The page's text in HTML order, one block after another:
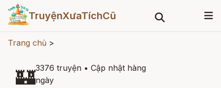
TruyệnXưaTíchCũ
Trang chủ >
🏰3376 truyện • Cập nhật hàng
ngày